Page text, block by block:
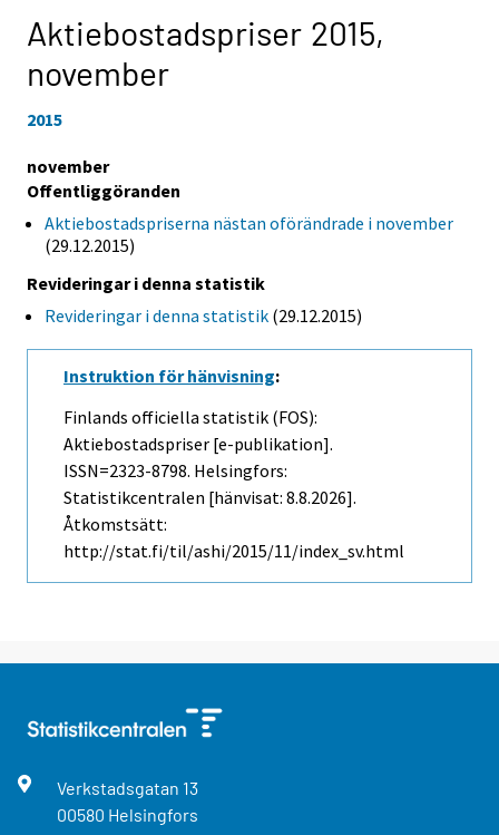
Aktiebostadspriser 2015,
november
2015
november
Offentliggöranden
Aktiebostadspriserna nästan oförändrade i november
(29.12.2015)
Revideringar i denna statistik
Revideringar i denna statistik (29.12.2015)
Instruktion för hänvisning:
Finlands officiella statistik (FOS):
Aktiebostadspriser [e-publikation].
ISSN=2323-8798. Helsingfors:
Statistikcentralen [hänvisat: 8.8.2026].
Åtkomstsätt:
http://stat.fi/til/ashi/2015/11/index_sv.html
Verkstadsgatan 13
00580 Helsingfors